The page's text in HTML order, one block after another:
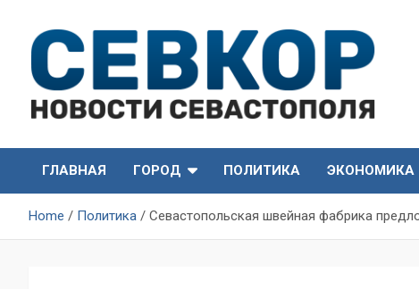
content
СевКор — Новости
Севастополя
Севастополя
ГЛАВНАЯ
ГОРОД ПОЛИТИКА ЭКОНОМИКА
Home Политика Севастопольская швейная фабрика